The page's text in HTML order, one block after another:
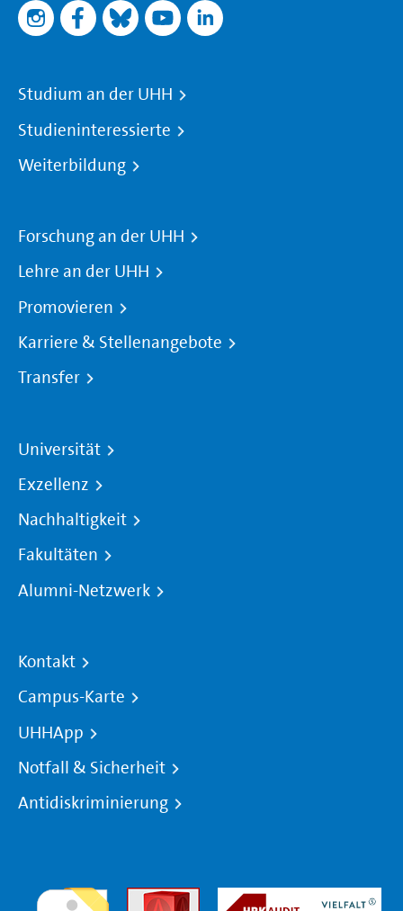
Studium an der UHH
Studieninteressierte
Weiterbildung
Forschung an der UHH
Lehre an der UHH
Promovieren
Karriere & Stellenangebote
Transfer
Universität
Exzellenz
Nachhaltigkeit
Fakultäten
Alumni-Netzwerk
Kontakt
Campus-Karte
UHHApp
Notfall & Sicherheit
Antidiskriminierung